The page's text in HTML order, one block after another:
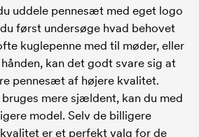
uddele pennesæt med eget logo
først undersøge hvad behovet
kuglepenne med til møder, eller
kan det godt svare sig at
pennesæt af højere kvalitet.
mere sjældent, kan du med
model. Selv de billigere
er et perfekt valg for de